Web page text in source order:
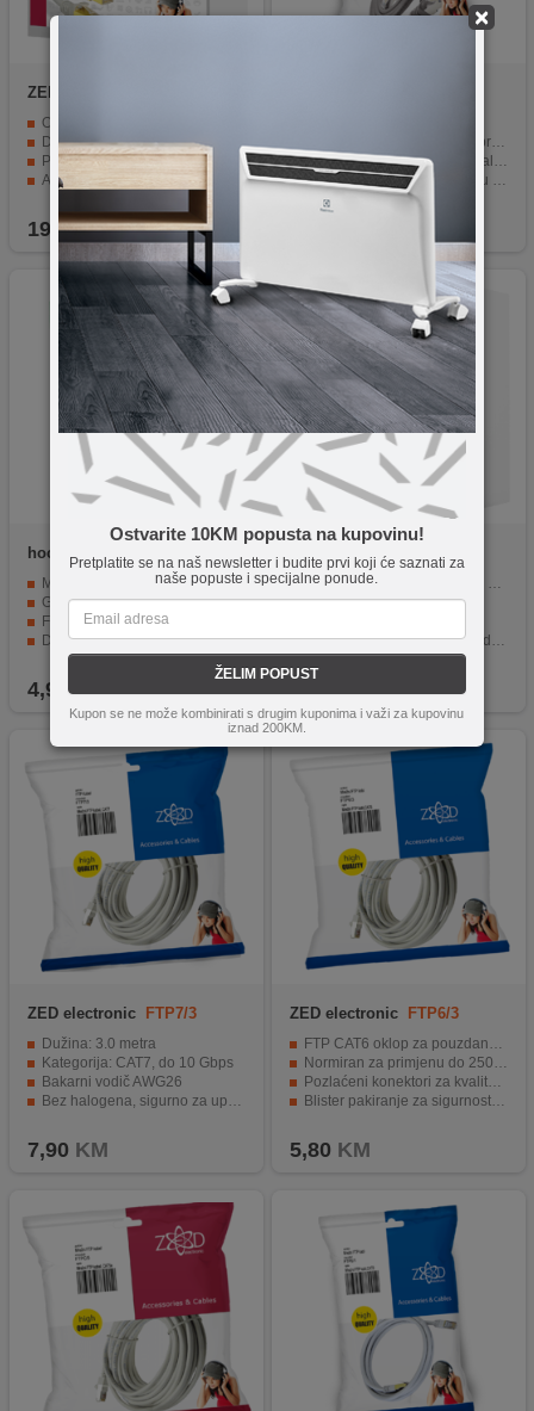
OZNAKE
DIGITALIS
×
Ostvarite 10KM popusta na kupovinu!
Pretplatite se na naš newsletter i budite prvi koji će saznati za
naše popuste i specijalne ponude.
ŽELIM POPUST
Kupon se ne može kombinirati s drugim kuponima i važi za kupovinu
iznad 200KM.
ZED electronic
Oklopljenje kategorije STP/FTP.
Dužina od 20 metara.
Pozlaćeni konektori RJ-45.
AWG 26 vodič od bakra i aluminija.
19,90KM
Kategorija CAT7 za visoku brzinu prijenosa podataka
Bakreni vodič AWG26 za kvalitetan signal
Bez halogena za sigurnost u slučaju požara
Upletene pojedinačno oklopljene parice za zaštitu od elektromagnetskih smetnji.
hoco. US07 General, 1 met.
Mrežni kabl, CAT6
Gigabit Ethernet
Flat kabel
Dužina 1 met.
4,90KM
ZED electronic FTPC/20
FTP CAT5e oklopljeni patch kabel
za spajanje uređaja
pakirano u kutiju sa EAN kodom
1 komad
17,90KM
ZED electronic FTP7/3
Dužina: 3.0 metra
Kategorija: CAT7, do 10 Gbps
Bakarni vodič AWG26
Bez halogena, sigurno za upotrebu
7,90 KM
ZED electronic FTP6/3
FTP CAT6 oklop za pouzdanu vezu.
Normiran za primjenu do 250MHz.
Pozlaćeni konektori za kvalitetnu konekciju.
Blister pakiranje za sigurnost prijevoza.
5,80 KM